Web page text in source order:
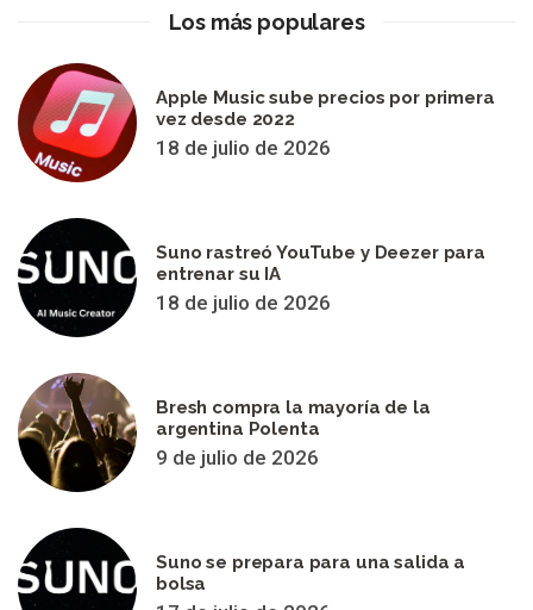
Los más populares
Apple Music sube precios por primera
vez desde 2022
18 de julio de 2026
Suno rastreó YouTube y Deezer para
entrenar su IA
18 de julio de 2026
Bresh compra la mayoría de la
argentina Polenta
9 de julio de 2026
Suno se prepara para una salida a
bolsa